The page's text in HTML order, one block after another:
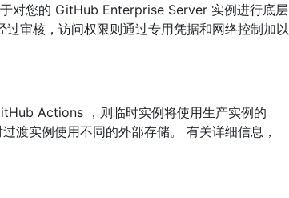
对您的 GitHub Enterprise Server 实例进行底层
审核，访问权限则通过专用凭据和网络控制加以
Actions ，则临时实例将使用生产实例的
渡实例使用不同的外部存储。 有关详细信息，